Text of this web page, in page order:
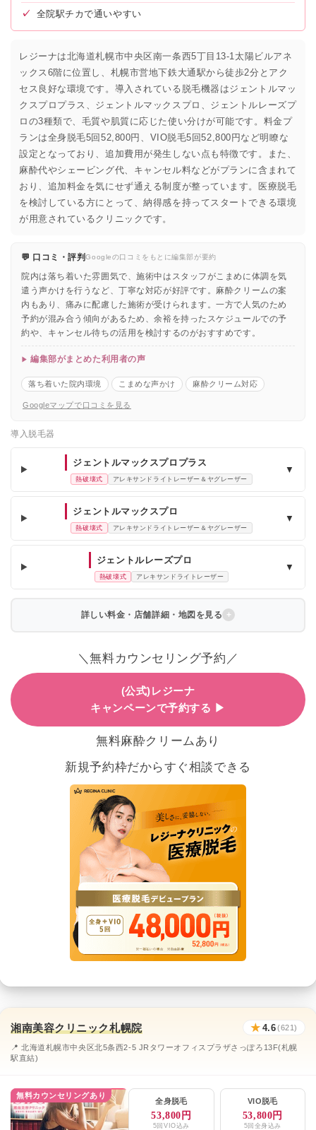
✓ 全院駅チカで通いやすい
レジーナは北海道札幌市中央区南一条西5丁目13-1太陽ビルアネ
ックス6階に位置し、札幌市営地下鉄大通駅から徒歩2分とアク
セス良好な環境です。導入されている脱毛機器はジェントルマッ
クスプロプラス、ジェントルマックスプロ、ジェントルレーズプ
ロの3種類で、毛質や肌質に応じた使い分けが可能です。料金プ
ランは全身脱毛5回52,800円、VIO脱毛5回52,800円など明瞭な
設定となっており、追加費用が発生しない点も特徴です。また、
麻酔代やシェービング代、キャンセル料などがプランに含まれて
おり、追加料金を気にせず通える制度が整っています。医療脱毛
を検討している方にとって、納得感を持ってスタートできる環境
が用意されているクリニックです。
💬 口コミ・評判Googleの口コミをもとに編集部が要約
院内は落ち着いた雰囲気で、施術中はスタッフがこまめに体調を気
遣う声かけを行うなど、丁寧な対応が好評です。麻酔クリームの案
内もあり、痛みに配慮した施術が受けられます。一方で人気のため
予約が混み合う傾向があるため、余裕を持ったスケジュールでの予
約や、キャンセル待ちの活用を検討するのがおすすめです。
編集部がまとめた利用者の声
落ち着いた院内環境 こまめな声かけ 麻酔クリーム対応
Googleマップで口コミを見る
導入脱毛器
ジェントルマックスプロプラス
熱破壊式 アレキサンドライトレーザー＆ヤグレーザー
▼
ジェントルマックスプロ
熱破壊式 アレキサンドライトレーザー＆ヤグレーザー
▼
ジェントルレーズプロ
熱破壊式 アレキサンドライトレーザー
▼
詳しい料金・店舗詳細・地図を見る
＼無料カウンセリング予約／
(公式)レジーナ
キャンペーンで予約する ▶
無料麻酔クリームあり
新規予約枠だからすぐ相談できる
湘南美容クリニック札幌院 ★ 4.6(621)
📍 北海道札幌市中央区北5条西2-5 JRタワーオフィスプラザさっぽろ13F(札幌
駅直結)
無料カウンセリングあり
全身脱毛
53,800円
5回VIO込み
VIO脱毛
53,800円
5回全身込み